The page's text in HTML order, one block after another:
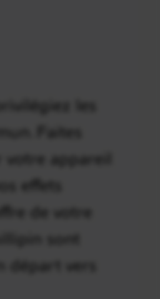
les
Faites
appareil
effets
de votre
sont
vers